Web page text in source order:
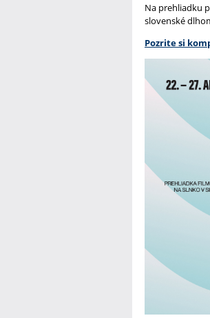
Na prehliadku
slovenské
Pozrite si